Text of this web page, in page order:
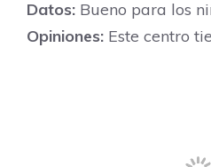
Datos: Bueno para los
Opiniones: Este centro